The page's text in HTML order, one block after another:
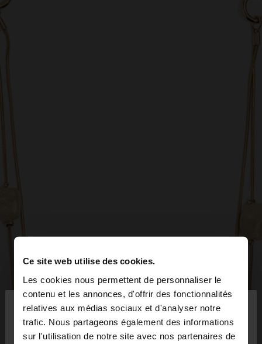
Ce site web utilise des cookies.
Les cookies nous permettent de personnaliser le
contenu et les annonces, d'offrir des fonctionnalités
relatives aux médias sociaux et d'analyser notre
trafic. Nous partageons également des informations
sur l'utilisation de notre site avec nos partenaires de
bonjour ×
Vous accédez au site depuis France. Voulez-vous